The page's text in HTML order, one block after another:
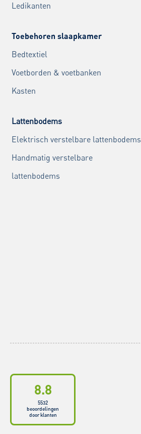
Ledikanten
Toebehoren slaapkamer
Bedtextiel
Voetborden & voetbanken
Kasten
Lattenbodems
Elektrisch verstelbare lattenbodems
Handmatig verstelbare
lattenbodems
8.8
5532
beoordelingen
door klanten